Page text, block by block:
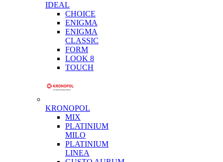
IDEAL
CHOICE
ENIGMA
ENIGMA
CLASSIC
FORM
LOOK 8
TOUCH
KRONOPOL
MIX
PLATINIUM
MILO
PLATINIUM
LINEA